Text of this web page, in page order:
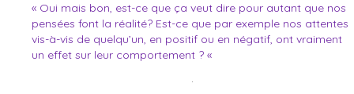
« Oui mais bon, est-ce que ça veut dire pour autant que nos
pensées font la réalité? Est-ce que par exemple nos attentes
vis-à-vis de quelqu’un, en positif ou en négatif, ont vraiment
un effet sur leur comportement ? «
.